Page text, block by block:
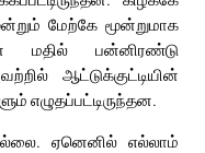
மேற்கே மூன்றுமாக
மதில் பன்னிரண்டு
ஆட்டுக்குட்டியின்
எழுதப்பட்டிருந்தன.
ஏனெனில் எல்லாம்